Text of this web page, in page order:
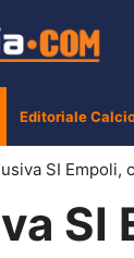
Editoriale
SI Empoli,
SI